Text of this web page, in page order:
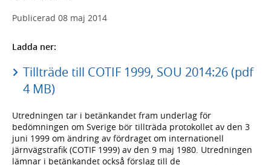
Publicerad 08 maj 2014
Ladda ner:
Tillträde till COTIF 1999, SOU 2014:26 (pdf
4 MB)
Utredningen tar i betänkandet fram underlag för
bedömningen om Sverige bör tillträda protokollet av den 3
juni 1999 om ändring av fördraget om internationell
järnvägstrafik (COTIF 1999) av den 9 maj 1980. Utredningen
lämnar i betänkandet också förslag till de